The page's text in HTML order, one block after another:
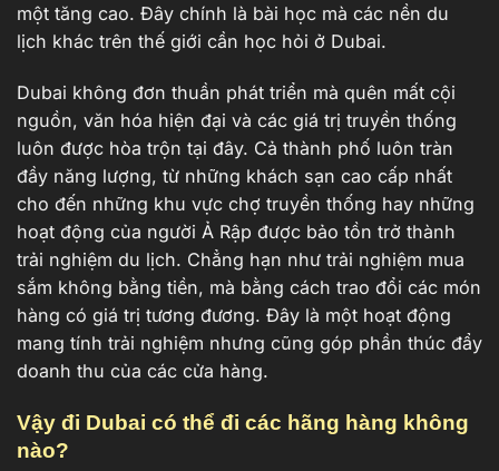
một tăng cao. Đây chính là bài học mà các nền du
lịch khác trên thế giới cần học hỏi ở Dubai.
Dubai không đơn thuần phát triển mà quên mất cội
nguồn, văn hóa hiện đại và các giá trị truyền thống
luôn được hòa trộn tại đây. Cả thành phố luôn tràn
đầy năng lượng, từ những khách sạn cao cấp nhất
cho đến những khu vực chợ truyền thống hay những
hoạt động của người Ả Rập được bảo tồn trở thành
trải nghiệm du lịch. Chẳng hạn như trải nghiệm mua
sắm không bằng tiền, mà bằng cách trao đổi các món
hàng có giá trị tương đương. Đây là một hoạt động
mang tính trải nghiệm nhưng cũng góp phần thúc đẩy
doanh thu của các cửa hàng.
Vậy đi Dubai có thể đi các hãng hàng không
nào?